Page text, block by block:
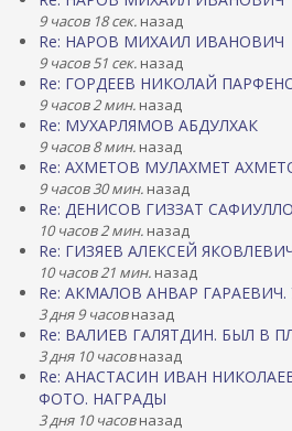
9 часов 18 сек. назад
Re: НАРОВ МИХАИЛ ИВАНОВИЧ
9 часов 51 сек. назад
Re: ГОРДЕЕВ НИКОЛАЙ
9 часов 2 мин. назад
Re: МУХАРЛЯМОВ АБДУЛХАК
9 часов 8 мин. назад
Re: АХМЕТОВ МУЛАХМЕТ
9 часов 30 мин. назад
Re: ДЕНИСОВ ГИЗЗАТ
10 часов 2 мин. назад
Re: ГИЗЯЕВ АЛЕКСЕЙ
10 часов 21 мин. назад
Re: АКМАЛОВ АНВАР
3 дня 9 часовназад
Re: ВАЛИЕВ ГАЛЯТДИН. БЫЛ В
3 дня 10 часовназад
Re: АНАСТАСИН ИВАН
ФОТО. НАГРАДЫ
3 дня 10 часовназад